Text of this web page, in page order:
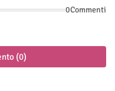
0Commenti
(0)